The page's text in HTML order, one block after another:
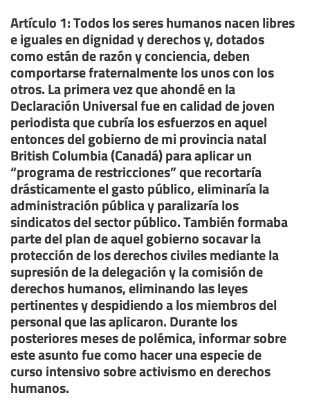
Artículo 1: Todos los seres humanos nacen libres
e iguales en dignidad y derechos y, dotados
como están de razón y conciencia, deben
comportarse fraternalmente los unos con los
otros. La primera vez que ahondé en la
Declaración Universal fue en calidad de joven
periodista que cubría los esfuerzos en aquel
entonces del gobierno de mi provincia natal
British Columbia (Canadá) para aplicar un
“programa de restricciones” que recortaría
drásticamente el gasto público, eliminaría la
administración pública y paralizaría los
sindicatos del sector público. También formaba
parte del plan de aquel gobierno socavar la
protección de los derechos civiles mediante la
supresión de la delegación y la comisión de
derechos humanos, eliminando las leyes
pertinentes y despidiendo a los miembros del
personal que las aplicaron. Durante los
posteriores meses de polémica, informar sobre
este asunto fue como hacer una especie de
curso intensivo sobre activismo en derechos
humanos.